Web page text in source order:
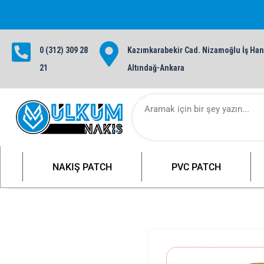
1000 TL ve üzeri siparişlerinizde
0 (312) 309 28
21
Kazımkarabekir Cad. Nizamoğlu İş
Altındağ-Ankara
NAKIŞ PATCH PVC PATCH